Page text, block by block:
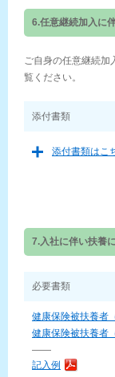
6.任意継続加入に
ご自身の任意継続加
覧ください。
添付書類
添付書類はこ
7.入社に伴い扶養
必要書類
健康保険被扶養者
健康保険被扶養者
——
記入例